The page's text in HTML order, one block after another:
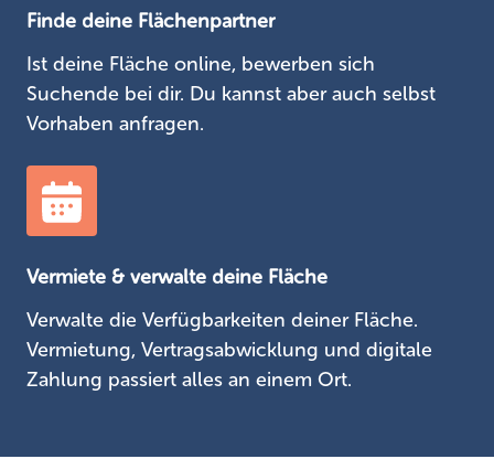
Finde deine Flächenpartner
Ist deine Fläche online, bewerben sich
Suchende bei dir. Du kannst aber auch selbst
Vorhaben anfragen.
Vermiete & verwalte deine Fläche
Verwalte die Verfügbarkeiten deiner Fläche.
Vermietung, Vertragsabwicklung und digitale
Zahlung passiert alles an einem Ort.